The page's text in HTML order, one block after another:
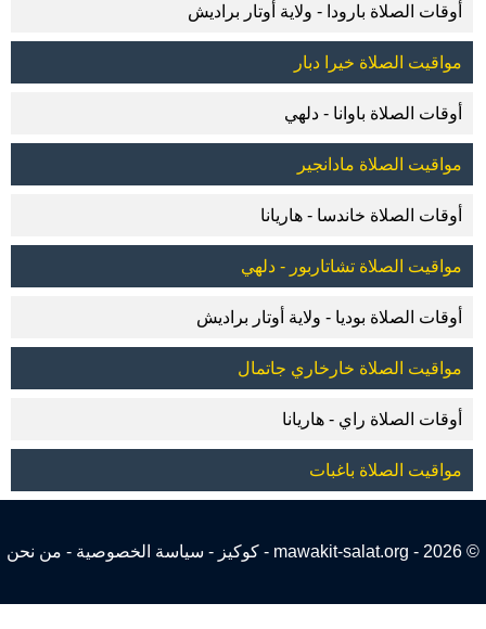
أوقات الصلاة بارودا - ولاية أوتار براديش
مواقيت الصلاة خيرا دبار
أوقات الصلاة باوانا - دلهي
مواقيت الصلاة مادانجير
أوقات الصلاة خاندسا - هاريانا
مواقيت الصلاة تشاتاربور - دلهي
أوقات الصلاة بوديا - ولاية أوتار براديش
مواقيت الصلاة خارخاري جاتمال
أوقات الصلاة راي - هاريانا
مواقيت الصلاة باغبات
© 2026 - mawakit-salat.org - كوكيز - سياسة الخصوصية - من نحن